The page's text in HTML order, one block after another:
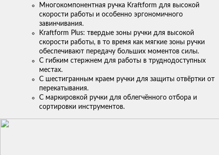
Многокомпонентная ручка Kraftform для высокой
скорости работы и особенно эргономичного
завинчивания.
Kraftform Plus: твердые зоны ручки для высокой
скорости работы, в то время как мягкие зоны ручки
обеспечивают передачу больших моментов силы.
С гибким стержнем для работы в труднодоступных
местах.
С шестигранным краем ручки для защиты отвёртки от
перекатывания.
С маркировкой ручки для облегчённого отбора и
сортировки инструментов.